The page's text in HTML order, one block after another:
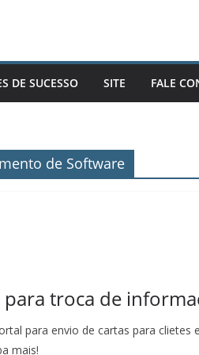
DE SUCESSO SITE FALE
de Software
troca de
para envio de cartas para
mais!